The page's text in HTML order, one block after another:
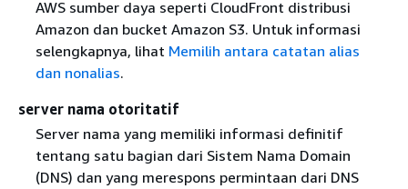
AWS sumber daya seperti CloudFront distribusi
Amazon dan bucket Amazon S3. Untuk informasi
selengkapnya, lihat Memilih antara catatan alias
dan nonalias.
server nama otoritatif
Server nama yang memiliki informasi definitif
tentang satu bagian dari Sistem Nama Domain
(DNS) dan yang merespons permintaan dari DNS